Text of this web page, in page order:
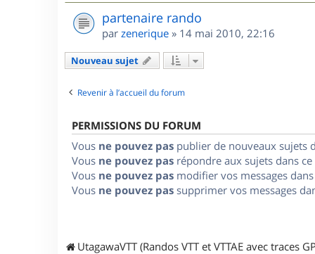
partenaire rando
par zenerique » 14 mai 2010, 22:16
Nouveau sujet
Revenir à l’accueil du forum
PERMISSIONS DU FORUM
Vous ne pouvez pas publier de nouveaux sujets
Vous ne pouvez pas répondre aux sujets dans
Vous ne pouvez pas modifier vos messages
Vous ne pouvez pas supprimer vos messages
UtagawaVTT (Randos VTT et VTTAE avec traces